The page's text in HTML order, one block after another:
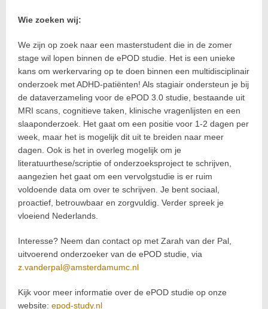
Wie zoeken wij:
We zijn op zoek naar een masterstudent die in de zomer
stage wil lopen binnen de ePOD studie. Het is een unieke
kans om werkervaring op te doen binnen een multidisciplinair
onderzoek met ADHD-patiënten! Als stagiair ondersteun je bij
de dataverzameling voor de ePOD 3.0 studie, bestaande uit
MRI scans, cognitieve taken, klinische vragenlijsten en een
slaaponderzoek. Het gaat om een positie voor 1-2 dagen per
week, maar het is mogelijk dit uit te breiden naar meer
dagen. Ook is het in overleg mogelijk om je
literatuurthese/scriptie of onderzoeksproject te schrijven,
aangezien het gaat om een vervolgstudie is er ruim
voldoende data om over te schrijven. Je bent sociaal,
proactief, betrouwbaar en zorgvuldig. Verder spreek je
vloeiend Nederlands.
Interesse? Neem dan contact op met Zarah van der Pal,
uitvoerend onderzoeker van de ePOD studie, via
z.vanderpal@amsterdamumc.nl
Kijk voor meer informatie over de ePOD studie op onze
website: epod-study.nl